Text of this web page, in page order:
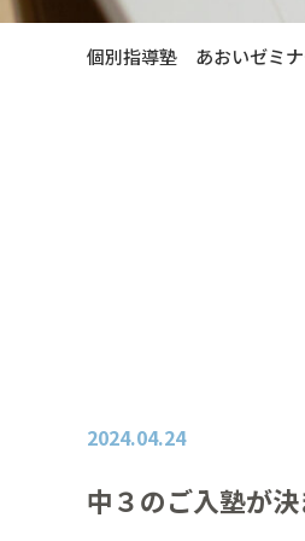
個別指導塾 あおいゼミ
2024.04.24
中３のご入塾が